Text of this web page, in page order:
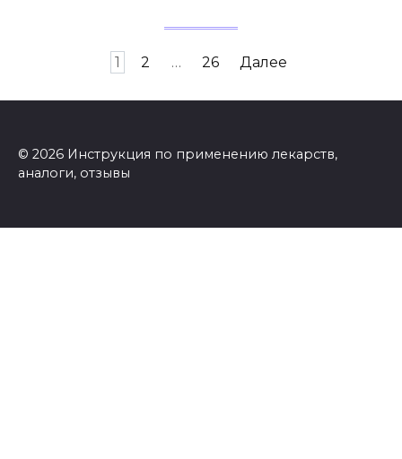
1 2 … 26 Далее
© 2026 Инструкция по применению лекарств,
аналоги, отзывы